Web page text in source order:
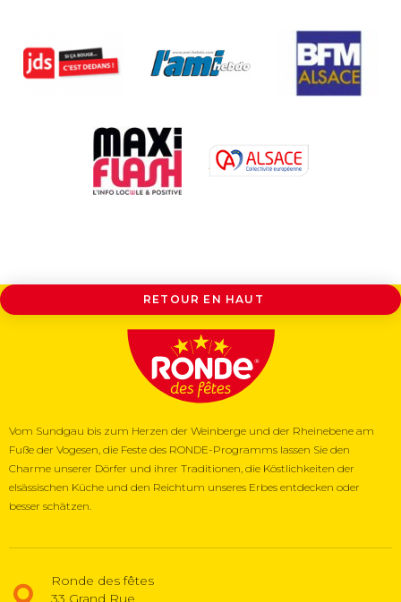
RETOUR EN HAUT
Vom Sundgau bis zum Herzen der Weinberge und der Rheinebene am
Fuße der Vogesen, die Feste des RONDE-Programms lassen Sie den
Charme unserer Dörfer und ihrer Traditionen, die Köstlichkeiten der
elsässischen Küche und den Reichtum unseres Erbes entdecken oder
besser schätzen.
Ronde des fêtes
33 Grand Rue